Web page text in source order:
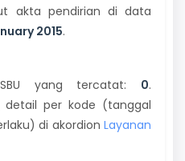
akta pendirian di data
2015.
yang tercatat: 0.
detail per kode (tanggal
di akordion Layanan